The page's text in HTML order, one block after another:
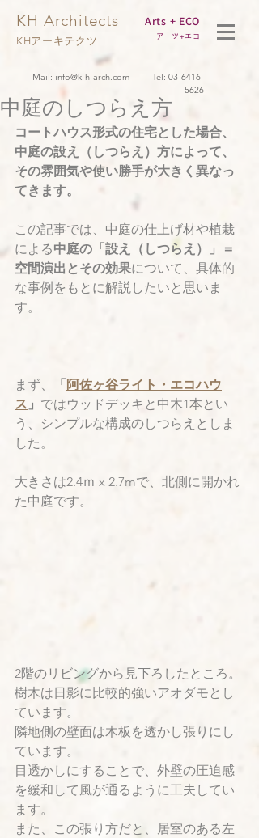
KH Architects
KHアーキテクツ
Arts + ECO
アーツ+エコ
Mail: info@k-h-arch.com Tel: 03-6416-
5626
中庭のしつらえ方
コートハウス形式の住宅とした場合、
中庭の設え（しつらえ）方によって、
その雰囲気や使い勝手が大きく異なっ
てきます。
この記事では、中庭の仕上げ材や植栽
による中庭の「設え（しつらえ）」＝
空間演出とその効果について、具体的
な事例をもとに解説したいと思いま
す。
まず、 「阿佐ヶ谷ライト・エコハウ
ス 」 ではウッドデッキと中木1本とい
う、シンプルな構成のしつらえとしま
した。
大きさは2.4ｍ x 2.7mで、北側に開かれ
た中庭です。
2階のリビングから見下ろしたところ。
樹木は日影に比較的強いアオダモとし
ています。
隣地側の壁面は木板を透かし張りにし
ています。
目透かしにすることで、外壁の圧迫感
を緩和して風が通るように工夫してい
ます。
また、この張り方だと、居室のある左